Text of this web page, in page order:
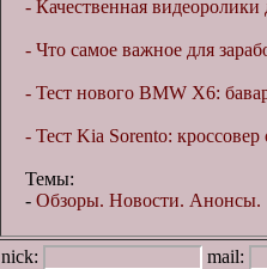
- Качественная
- Что самое важное для
- Тест нового BMW X6:
- Тест Kia Sorento:
Темы:
- Обзоры. Новости. Анонсы.
nick:
mail: